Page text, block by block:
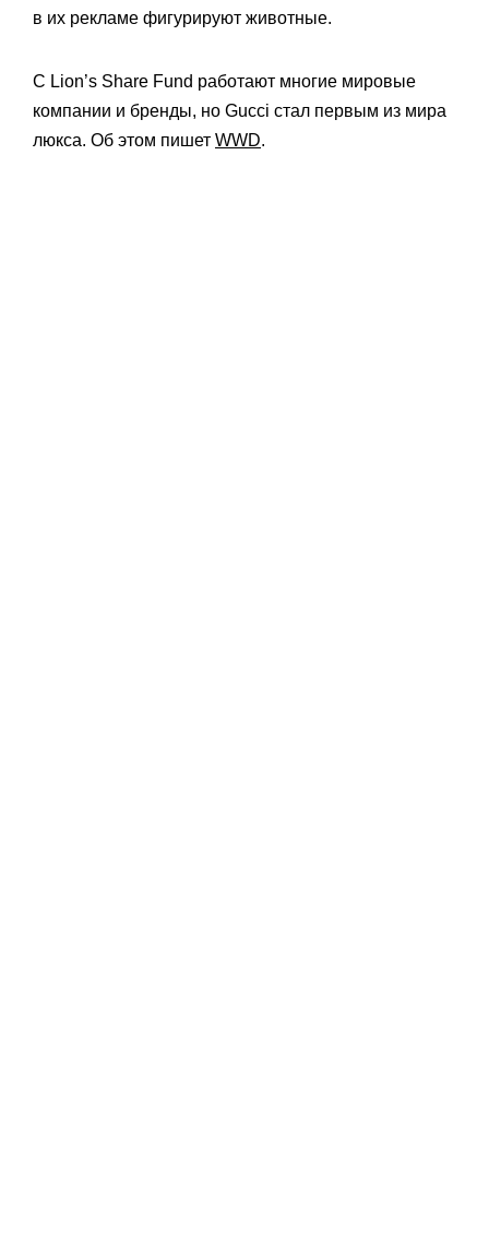
в их рекламе фигурируют животные.
С Lion’s Share Fund работают многие мировые
компании и бренды, но Gucci стал первым из мира
люкса. Об этом пишет WWD.